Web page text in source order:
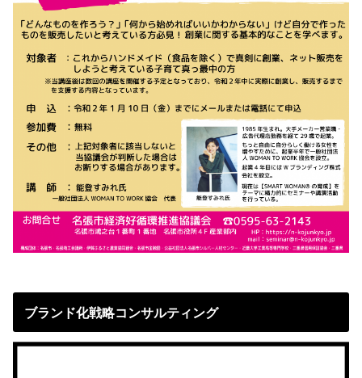
ブランド化戦略コンサルティング